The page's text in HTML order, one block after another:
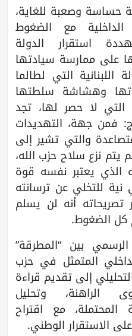
حساسة وصعبة للغاية،
مع الضغوط
استقرار الدولة
على ممارسة سيادتها
اللبنانية التي لطالما
وهشاشة سلطتها
التي لا حصر لها، تجد
فمن جهة، التهديدات
والتي تشير إلى
يتم نزع سلاح حزب الله،
الذي يعتبر نفسه قوة
نية للتخلي عن ترسانته
تصريحاته أنه لن يسلم
كل الضغوط.
بين “المطرقة”
المتمثل في حزب
إلى تقديم قراءة
الراهنة، وتحليل
المحتملة، مع اقتراح
الاستقرار الوطني.